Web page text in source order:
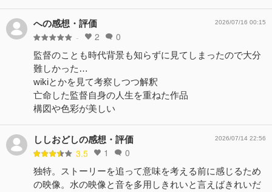
への感想・評価
- 2 0
2026/07/16 00:15
監督のことも時代背景も知らずに見てしまったので大分
難しかった…
wikiとかを見て考察しつつ解釈
亡命した監督自身の人生を重ねた作品
構図や色彩が美しい
ししおどしの感想・評価
3.5 1 0
2026/07/14 22:56
独特。ストーリーを追って意味を考える前に感じるため
の映像。水の映像と音を多用しきれいと言えばきれいだ